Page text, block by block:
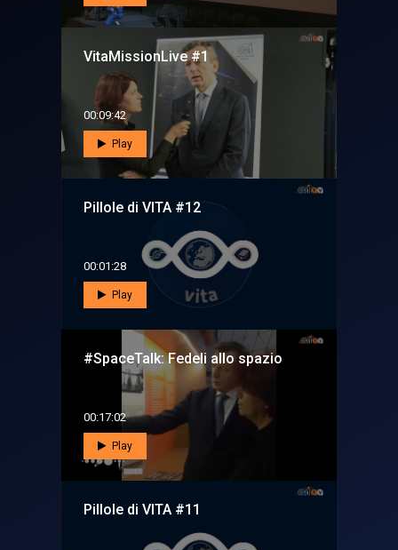
VitaMissionLive #1
00:09:42
Play
Pillole di VITA #12
00:01:28
Play
#SpaceTalk: Fedeli allo spazio
00:17:02
Play
Pillole di VITA #11